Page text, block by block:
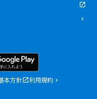
本方針
利用規約